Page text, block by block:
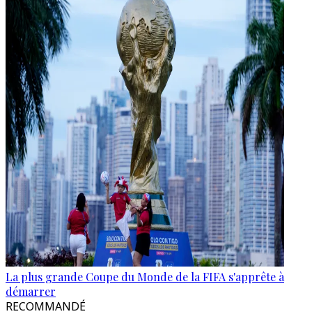
La plus grande Coupe du Monde de la FIFA s'apprête à
démarrer
RECOMMANDÉ